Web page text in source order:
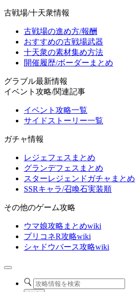
古戦場/十天衆情報
古戦場の進め方/報酬
おすすめの古戦場武器
十天衆の素材集め方法
開催履歴/ボーダーまとめ
グラブル最新情報
イベント攻略/関連記事
イベント攻略一覧
サイドストーリー一覧
ガチャ情報
レジェフェスまとめ
グランデフェスまとめ
スターレジェンドガチャまとめ
SSRキャラ/召喚石実装順
その他のゲーム攻略
ウマ娘攻略まとめwiki
プリコネR攻略wiki
シャドウバース攻略wiki